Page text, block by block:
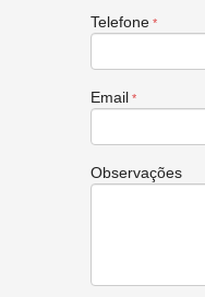
Telefone
Email
Observações